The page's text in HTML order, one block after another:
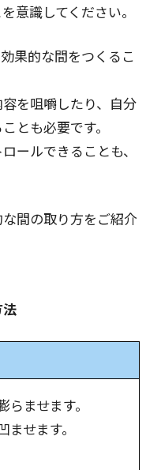
意識してください。
果的な間をつくるこ
を咀嚼したり、自分
とも必要です。
ールできることも、
間の取り方をご紹介
ませます。
せます。